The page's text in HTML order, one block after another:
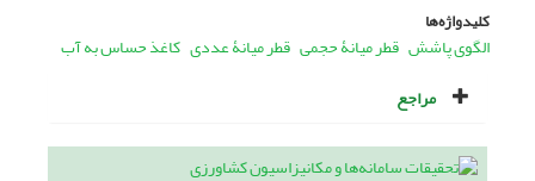
کلیدواژه‌ها
الگوی پاشش قطر میانۀ حجمی قطر میانۀ عددی کاغذ حساس به آب
مراجع